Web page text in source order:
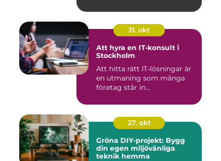
31. okt
Att hyra en IT-konsult i
Stockholm
Att hitta rätt IT-lösningar är
en utmaning som många
företag står in...
27. okt
Gröna DIY-projekt: Bygg
din egen miljövänliga
teknik hemma